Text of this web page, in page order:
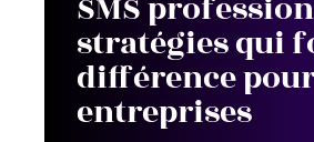
SMS
stratégies qui
différence
entreprises